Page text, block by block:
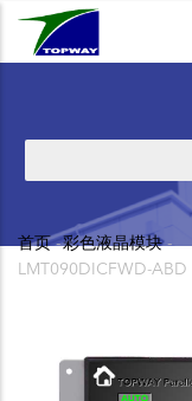
索
面
首页 -彩色液晶模块 -
LMT090DICFWD-